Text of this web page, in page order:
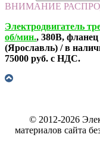
ВНИМАНИЕ
Электродвигатель
об/мин., 380В,
(Ярославль) / в
75000 руб. с НДС.
© 2012-2026
материалов сайта